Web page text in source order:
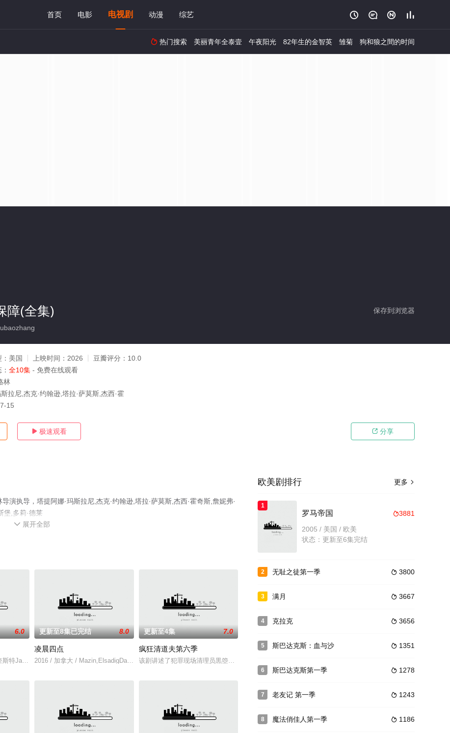
首页 电影 电视剧 动漫 综艺    
 热门搜索 美丽青年全泰壹 午夜阳光 82年生的金智英 雏菊 狗和狼之間的时间
保存到浏览器
障(全集)
美国 上映时间： 2026 豆瓣评分： 10.0
全10集 - 免费在线观看
林
拉尼,杰克·约翰逊,塔拉·萨莫斯,杰西·霍
15
 极速观看  分享
演执导，塔提阿娜·玛斯拉尼,杰克·约翰逊,塔拉·萨莫斯,杰西·霍奇斯,詹妮弗·
堡,多莉·德莱
等明星演员精彩演绎的美国电视剧，
 展开全部
6.0
斯特Jacinda,Barrett
更新至8集已完结 8.0
凌晨四点
2016 / 加拿大 / Mazin,ElsadigDaniel,MaslanyMichelle,MylettLola,Tash
更新至4集 7.0
疯狂清道夫第六季
该剧讲述了犯罪现场清理员黒箜在清理犯罪现场的时候遇到各路奇葩，通过一种黑色幽默的叙述风格影射了许
更多 
欧美剧排行
1
3881
罗马帝国
2005 / 美国 / 欧美
状态：更新至6集完结
2  3800
无耻之徒第一季
3  3667
满月
4  3656
克拉克
5  1351
斯巴达克斯：血与沙
6  1278
斯巴达克斯第一季
7  1243
老友记 第一季
8  1186
魔法俏佳人第一季